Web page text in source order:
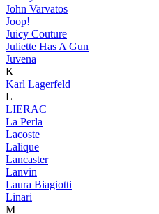
John Varvatos
Joop!
Juicy Couture
Juliette Has A Gun
Juvena
K
Karl Lagerfeld
L
LIERAC
La Perla
Lacoste
Lalique
Lancaster
Lanvin
Laura Biagiotti
Linari
M